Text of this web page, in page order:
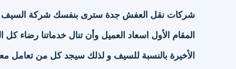
شركات نقل العفش جدة سترى بنفسك شركة
المقام الأول اسعاد العميل وأن تنال خدماتنا رضاء كل
الأخيرة بالنسبة للسيف و لذلك سيجد كل من